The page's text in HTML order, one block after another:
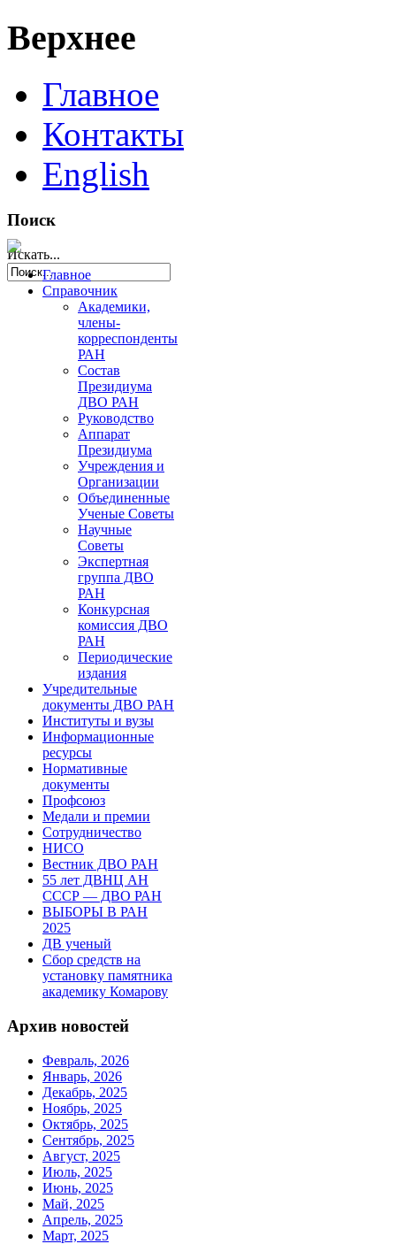
Верхнее
Главное
Контакты
English
Поиск
Искать...
Главное
Справочник
Академики,
члены-
корреспонденты
РАН
Состав
Президиума
ДВО РАН
Руководство
Аппарат
Президиума
Учреждения и
Организации
Объединенные
Ученые Советы
Научные
Советы
Экспертная
группа ДВО
РАН
Конкурсная
комиссия ДВО
РАН
Периодические
издания
Учредительные
документы ДВО РАН
Институты и вузы
Информационные
ресурсы
Нормативные
документы
Профсоюз
Медали и премии
Сотрудничество
НИСО
Вестник ДВО РАН
55 лет ДВНЦ АН
СССР — ДВО РАН
ВЫБОРЫ В РАН
2025
ДВ ученый
Сбор средств на
установку памятника
академику Комарову
Архив новостей
Февраль, 2026
Январь, 2026
Декабрь, 2025
Ноябрь, 2025
Октябрь, 2025
Сентябрь, 2025
Август, 2025
Июль, 2025
Июнь, 2025
Май, 2025
Апрель, 2025
Март, 2025